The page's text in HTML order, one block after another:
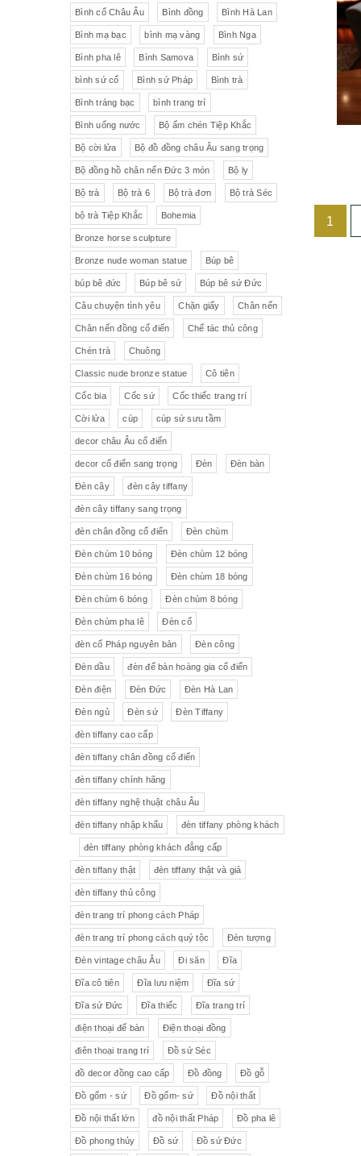
1
Đồ trang trí khác Đèn
Đồ sứ khác Tranh sơn dầu
Đồ sứ nhỏ Đôn bình
Âu sứ có nắp Gạt tàn
Ly pha lê Liễn cổ
Đồ sứ hồng Đồ sứ
Liễn sứ Đồng hồ quả lê
Đồng hồ Đèn chùm
Đèn chùm pha lê Tiệp
Đồng hồ để bàn Đồ nội thất
Pha lê màu đắp hoa nổi
Pha lê Đĩa trang trí
Sứ hồng
Ấm chén sứ Tiệp Bộ trà
Sữa
Tượng đồng Thảm
Độc bình Đồ đồng
Tượng sứ Đồ trang trí nhỏ
Rượu Cognac
Thực phẩm chức năng
Rượu Whisky Rượu vang
Tượng gốm Đèn bàn
Tượng Bộ trà sứ Tiệp
Liên Xô
Cộng hòa Séc- chợ đồ cổ Praha
pha lê Tiệp Đồ sứ Tiệp
Sứ Đức Italia, Germany
VebR- Đức Royal Schwabap
H&C - Séc Bohemia
Đức
Bavaria Nutrilon
Fonderie Bords de Seine
Chế tác thủ công Hennessy
Johnie Walker Pháp
L'art Bronze Qualité France
Karlovy Vary
Bình cổ Châu Âu Bình đồng Bình Hà Lan
Bình mạ bạc bình mạ vàng Bình Nga
Bình pha lê Bình Samova Bình sứ
bình sứ cổ Bình sứ Pháp Bình trà
Bình tráng bạc bình trang trí
Bình uống nước Bộ ấm chén Tiệp Khắc
Bộ cời lửa Bộ đồ đồng châu Âu sang trọng
Bộ đồng hồ chân nến Đức 3 món Bộ ly
Bộ trà Bộ trà 6 Bộ trà đơn Bộ trà Séc
bộ trà Tiệp Khắc Bohemia
Bronze horse sculpture
Bronze nude woman statue Búp bê
búp bê đức Búp bê sứ Búp bê sứ Đức
Câu chuyện tình yêu Chặn giấy Chân nến
Chân nến đồng cổ điển Chế tác thủ công
Chén trà Chuông
Classic nude bronze statue Cô tiên
Cốc bia Cốc sứ Cốc thiếc trang trí
Cời lửa cúp cúp sứ sưu tầm
decor châu Âu cổ điển
decor cổ điển sang trọng Đèn Đèn bàn
Đèn cây đèn cây tiffany
đèn cây tiffany sang trọng
đèn chân đồng cổ điển Đèn chùm
Đèn chùm 10 bóng Đèn chùm 12 bóng
Đèn chùm 16 bóng Đèn chùm 18 bóng
Đèn chùm 6 bóng Đèn chùm 8 bóng
Đèn chùm pha lê Đèn cổ
đèn cổ Pháp nguyên bản Đèn công
Đèn dầu đèn để bàn hoàng gia cổ điển
Đèn điện Đèn Đức Đèn Hà Lan
Đèn ngủ Đèn sứ Đèn Tiffany
đèn tiffany cao cấp
đèn tiffany chân đồng cổ điển
đèn tiffany chính hãng
đèn tiffany nghệ thuật châu Âu
đèn tiffany nhập khẩu đèn tiffany phòng khách
đèn tiffany phòng khách đẳng cấp
đèn tiffany thật đèn tiffany thật và giả
đèn tiffany thủ công
đèn trang trí phong cách Pháp
đèn trang trí phong cách quý tộc Đèn tượng
Đèn vintage châu Âu Đi săn Đĩa
Đĩa cô tiên Đĩa lưu niệm Đĩa sứ
Đĩa sứ Đức Đĩa thiếc Đĩa trang trí
điện thoại để bàn Điện thoại đồng
điên thoại trang trí Đồ sứ Séc
đồ decor đồng cao cấp Đồ đồng Đồ gỗ
Đồ gốm - sứ Đồ gốm- sứ Đồ nội thất
Đồ nội thất lớn đồ nội thất Pháp Đồ pha lê
Đồ phong thủy Đồ sứ Đồ sứ Đức